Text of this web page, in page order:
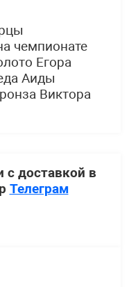
чемпионате
Егора
Аиды
Виктора
с доставкой в
Телеграм